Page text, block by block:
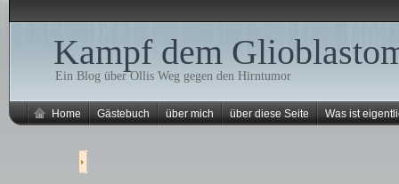
Kampf dem
Ein Blog über Ollis Weg gegen den Hirntumor
Home Gästebuch über mich über diese Seite Was ist